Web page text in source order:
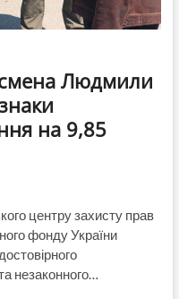
Людмили
на 9,85
центру захисту прав
фонду України
незаконного…